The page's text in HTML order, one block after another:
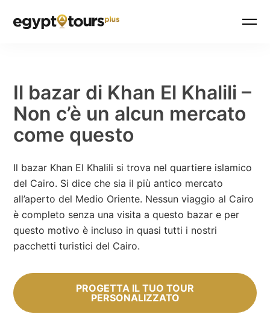
Il bazar di Khan El Khalili –
Non c’è un alcun mercato
come questo
Il bazar Khan El Khalili si trova nel quartiere islamico
del Cairo. Si dice che sia il più antico mercato
all’aperto del Medio Oriente. Nessun viaggio al Cairo
è completo senza una visita a questo bazar e per
questo motivo è incluso in quasi tutti i nostri
pacchetti turistici del Cairo.
PROGETTA IL TUO TOUR
PERSONALIZZATO